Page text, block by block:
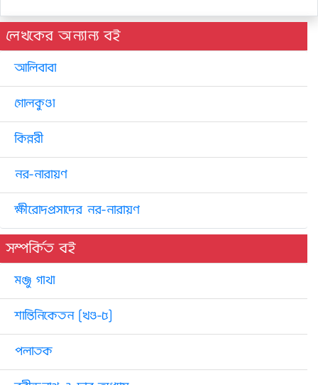
লেখকের অন্যান্য বই
আলিবাবা
গোলকুণ্ডা
কিন্নরী
নর-নারায়ণ
ক্ষীরোদপ্রসাদের নর-নারায়ণ
সম্পর্কিত বই
মঞ্জু গাথা
শান্তিনিকেতন [খণ্ড-৫]
পলাতক